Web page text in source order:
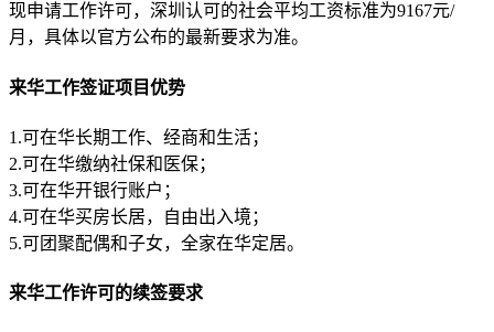
现申请工作许可，深圳认可的社会平均工资标准为9167元/
月，具体以官方公布的最新要求为准。
来华工作签证项目优势
1.可在华长期工作、经商和生活；
2.可在华缴纳社保和医保；
3.可在华开银行账户；
4.可在华买房长居，自由出入境；
5.可团聚配偶和子女，全家在华定居。
来华工作许可的续签要求